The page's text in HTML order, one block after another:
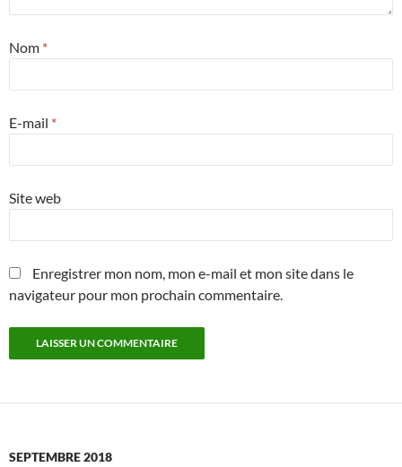
Nom *
E-mail *
Site web
Enregistrer mon nom, mon e-mail et mon site dans le
navigateur pour mon prochain commentaire.
SEPTEMBRE 2018